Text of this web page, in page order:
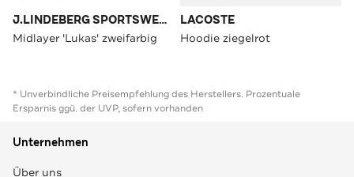
J.LINDEBERG SPORTSWEAR
Midlayer 'Lukas' zweifarbig
LACOSTE
Hoodie ziegelrot
* Unverbindliche Preisempfehlung des Herstellers. Prozentuale
Ersparnis ggü. der UVP, sofern vorhanden
Unternehmen
Über uns